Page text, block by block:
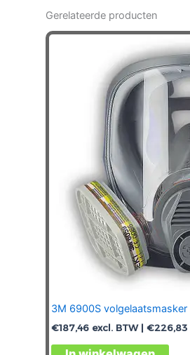
Gerelateerde producten
3M 6900S volgelaatsmasker
€187,46 excl. BTW | €226,83